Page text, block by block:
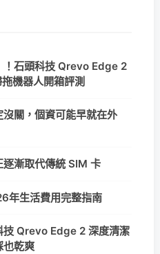
！石頭科技 Qrevo Edge 2
機器人開箱評測
關，個資可能早就在外
漸取代傳統 SIM 卡
年生活費用完整指南
技 Qrevo Edge 2 深度清潔
也乾爽